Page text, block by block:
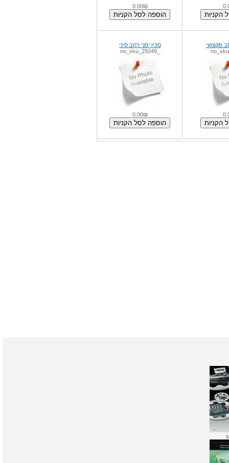
0.00₪
מקצועי
סכין יפני רחב סיני
0.00₪